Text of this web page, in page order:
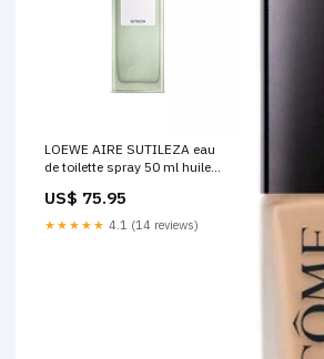
LOEWE AIRE SUTILEZA eau
de toilette spray 50 ml huile
US$ 75.95
★★★★★ 4.1 (14 reviews)